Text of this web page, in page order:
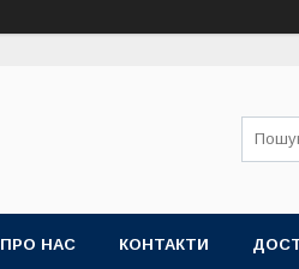
ПРО НАС КОНТАКТИ